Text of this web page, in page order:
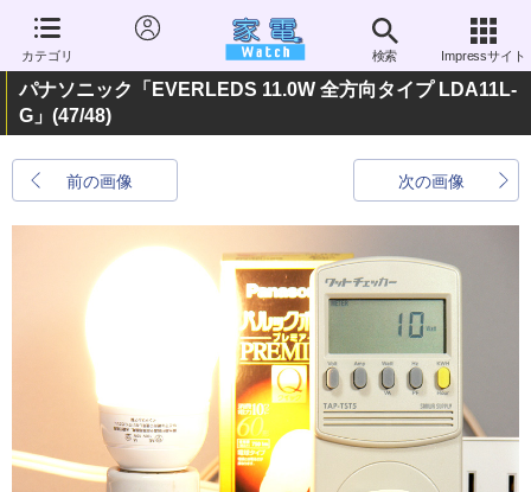
カテゴリ 検索 Impressサイト
パナソニック「EVERLEDS 11.0W 全方向タイプ LDA11L-
G」 (47/48)
前の画像 次の画像